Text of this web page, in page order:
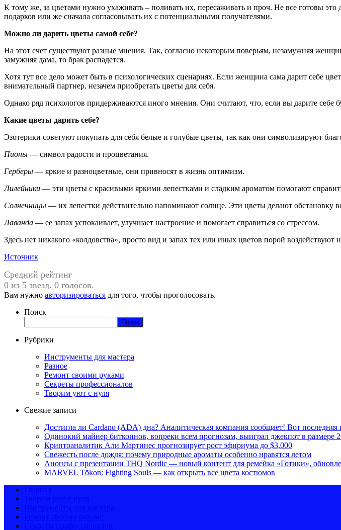
К тому же, за цветами нужно ухаживать – поливать их, пересаживать и проч. Не все готовы
подарков или же сначала согласовывать их с потенциальными получателями.
Можно ли дарить цветы самой себе?
На этот счет существуют разные мнения. Так, согласно некоторым поверьям, незамужняя
замужняя дама, то брак распадется.
Хотя тут все дело может быть в психологических сценариях. Если женщина сама дарит себе
внимательный партнер, незачем приобретать цветы для себя.
Однако ряд психологов придерживаются иного мнения. Они считают, что, если вы дарите себе
Какие цветы дарить себе?
Эзотерики советуют покупать для себя белые и голубые цветы, так как они символизируют
Пионы — символ радости и процветания.
Герберы — яркие и разноцветные, они привносят в жизнь оптимизм.
Лилейники — эти цветы с красивыми яркими лепестками и сладким ароматом помогают
Солнечницы — их лепестки действительно напоминают солнце. Эти цветы делают обстановку
Лаванда — ее запах успокаивает, улучшает настроение и помогает справиться со стрессом.
Здесь нет никакого «колдовства», просто вид и запах тех или иных цветов порой
Источник
Средний рейтинг
0 из 5 звезд. 0 голосов.
Вам нужно авторизироваться для того, чтобы проголосовать.
Поиск
Поиск
Рубрики
Инструменты для мастера
Разное
Ремонт своими руками
Секреты профессионалов
Творим уют с нуля
Свежие записи
Достигла ли Cardano (ADA) дна? Аналитическая компания сообщает! Вот
Одинокий майнер биткоинов, вопреки всем прогнозам, выиграл джекпот в размере
Криптоаналитик Али Мартинес прогнозирует рост эфириума до $3,000
Свежесть после дождя: почему природные ароматы особенно нравятся летом
Анонсы с презентации THQ Nordic — новый контент для ремейка «Готики»,
MARVEL Tōkon: Fighting Souls — как открыть все цвета костюмов